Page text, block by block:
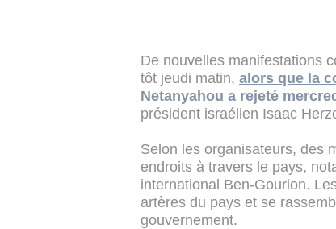
De nouvelles manifestations
tôt jeudi matin, alors que la
Netanyahou a rejeté
président israélien Isaac
Selon les organisateurs, des
endroits à travers le pays,
international Ben-Gourion.
artères du pays et se
gouvernement.